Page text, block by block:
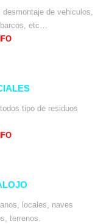
de vehiculos,
etc…
tipo de residuos
locales, naves
terrenos.